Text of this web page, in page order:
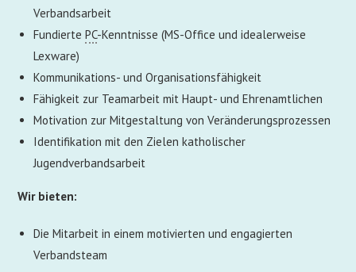
Verbandsarbeit
FundiertePC-Kenntnisse (MS-Office und idealerweise
Lexware)
Kommunikations- und Organisationsfähigkeit
Fähigkeit zur Teamarbeit mit Haupt- und Ehrenamtlichen
Motivation zur Mitgestaltung von Veränderungsprozessen
Identifikation mit den Zielen katholischer
Jugendverbandsarbeit
Wir bieten:
Die Mitarbeit in einem motivierten und engagierten
Verbandsteam